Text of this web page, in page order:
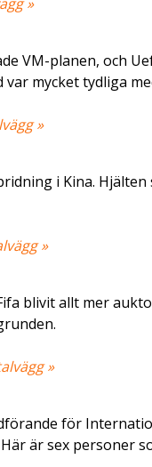
VM-planen, och
mycket tydliga
»
i Kina. Hjälten
»
blivit allt mer
»
för
är sex personer